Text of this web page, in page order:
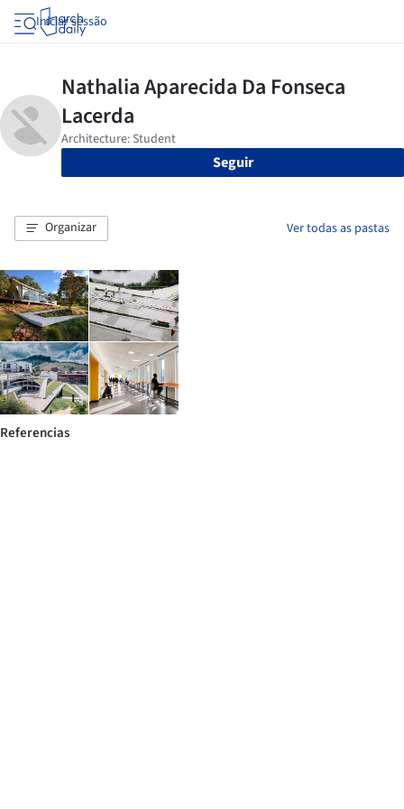
Iniciar sessão
Seguir
Organizar Ver todas as pastas
Referencias